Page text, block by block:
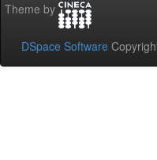
Theme by
DSpace Software